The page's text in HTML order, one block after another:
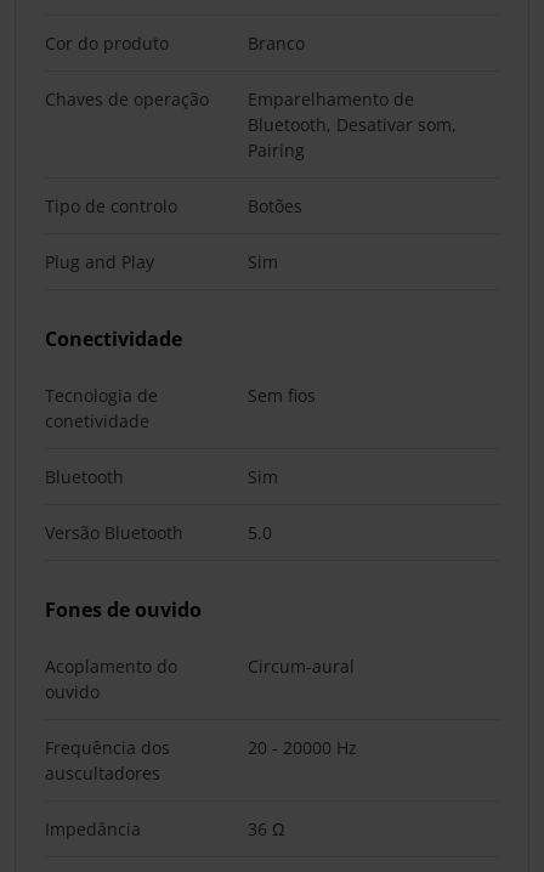
Cor do produto Branco
Chaves de operação
Emparelhamento de
Bluetooth, Desativar som,
Pairing
Tipo de controlo Botões
Plug and Play Sim
Conectividade
Tecnologia de
conetividade
Sem fios
Bluetooth Sim
Versão Bluetooth 5.0
Fones de ouvido
Acoplamento do
ouvido
Circum-aural
Frequência dos
auscultadores
20 - 20000 Hz
Impedância 36 Ω